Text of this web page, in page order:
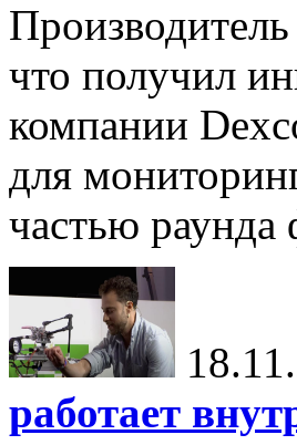
что получил
компании
для
частью раунда
работает